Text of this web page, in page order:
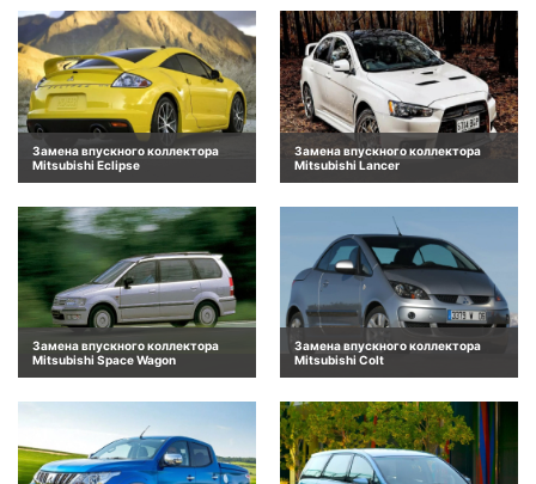
Замена впускного коллектора
Mitsubishi Eclipse
Замена впускного коллектора
Mitsubishi Lancer
Замена впускного коллектора
Mitsubishi Space Wagon
Замена впускного коллектора
Mitsubishi Colt